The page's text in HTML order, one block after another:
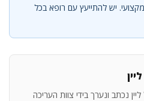
מקצועי. יש להתייעץ עם רופא בכל
נכתב ונערך בידי צוות העריכה